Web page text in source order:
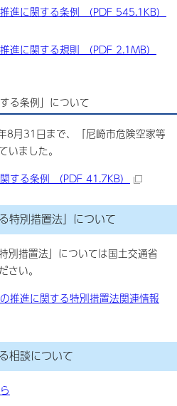
進に関する条例 （PDF 545.1KB）
進に関する規則 （PDF 2.1MB）
る条例」について
月31日まで、「尼崎市危険空家等
いました。
する条例 （PDF 41.7KB）
特別措置法」について
別措置法」については国土交通省
さい。
推進に関する特別措置法関連情報
相談について